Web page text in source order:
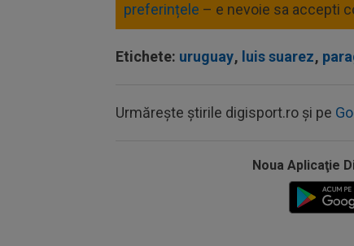
preferințele – e nevoie sa accepti
Etichete: uruguay, luis suarez,
Urmărește știrile digisport.ro și pe
Noua Aplicaţie